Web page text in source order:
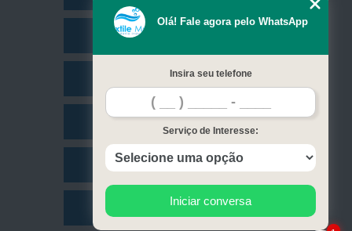
Missão
Contato
Mapa do site
Olá! Fale agora pelo WhatsApp
Insira seu telefone
Serviço de Interesse:
Iniciar conversa